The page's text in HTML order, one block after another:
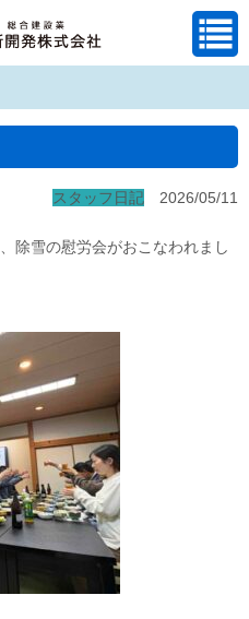
スタッフ日記 2026/05/11
除雪の慰労会がおこなわれまし